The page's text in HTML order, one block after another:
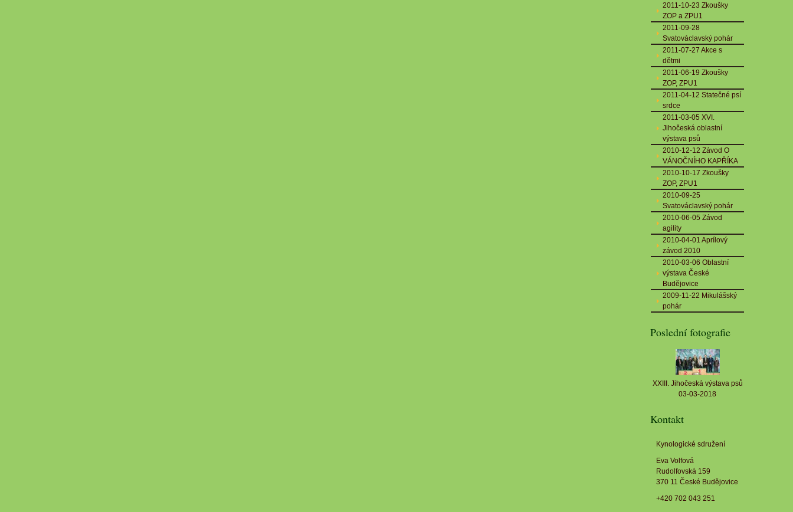
2011-10-23 Zkoušky
ZOP a ZPU1
2011-09-28
Svatováclavský pohár
2011-07-27 Akce s
dětmi
2011-06-19 Zkoušky
ZOP, ZPU1
2011-04-12 Statečné psí
srdce
2011-03-05 XVI.
Jihočeská oblastní
výstava psů
2010-12-12 Závod O
VÁNOČNÍHO KAPŘÍKA
2010-10-17 Zkoušky
ZOP, ZPU1
2010-09-25
Svatováclavský pohár
2010-06-05 Závod
agility
2010-04-01 Aprílový
závod 2010
2010-03-06 Oblastní
výstava České
Budějovice
2009-11-22 Mikulášský
pohár
Poslední fotografie
XXIII. Jihočeská výstava psů
03-03-2018
Kontakt
Kynologické sdružení
Eva Volfová
Rudolfovská 159
370 11 České Budějovice
+420 702 043 251